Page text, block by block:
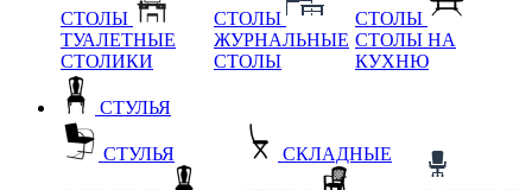
СТОЛЫ
ТУАЛЕТНЫЕ
СТОЛИКИ
СТОЛЫ
ЖУРНАЛЬНЫЕ
СТОЛЫ
СТОЛЫ
СТОЛЫ НА
КУХНЮ
СТУЛЬЯ
СТУЛЬЯ СКЛАДНЫЕ